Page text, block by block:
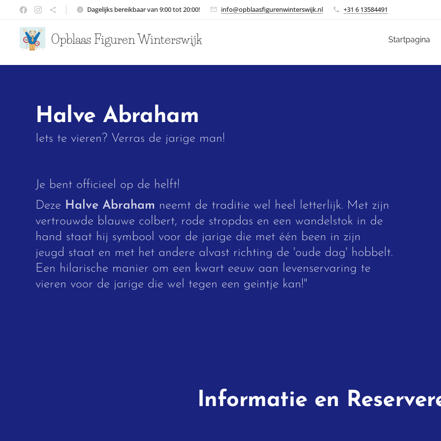
Dagelijks bereikbaar van 9:00 tot 20:00! info@opblaasfigurenwinterswijk.nl +31 6 13584491
Opblaas Figuren Winterswijk Startpagina
Halve Abraham
Iets te vieren? Verras de jarige man!
Je bent officieel op de helft!
Deze Halve Abraham neemt de traditie wel heel letterlijk. Met zijn
vertrouwde blauwe colbert, rode stropdas en een wandelstok in de
hand staat hij symbool voor de jarige die met één been in zijn
jeugd staat en met het andere alvast richting de 'oude dag' hobbelt.
Een hilarische manier om een kwart eeuw aan levenservaring te
vieren voor de jarige die wel tegen een geintje kan!"
Informatie en